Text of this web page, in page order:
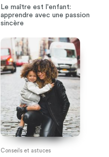
Le maître est l'enfant:
apprendre avec une passion
sincère
Conseils et astuces